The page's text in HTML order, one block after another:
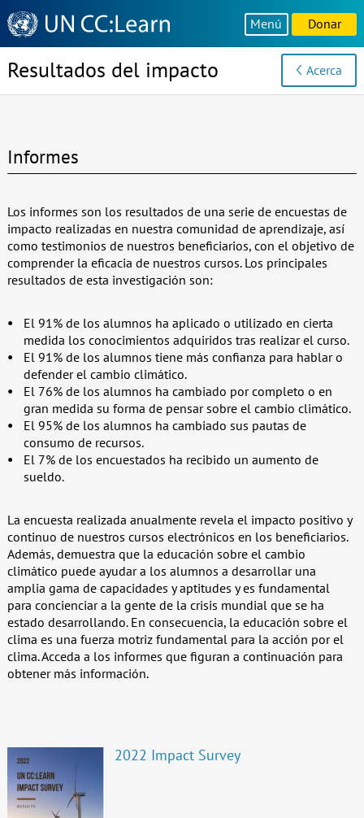
Knowledge
Sharing
Platform
Menú Donar
Resultados del impacto Acerca
Informes
Los informes son los resultados de una serie de encuestas de
impacto realizadas en nuestra comunidad de aprendizaje, así
como testimonios de nuestros beneficiarios, con el objetivo de
comprender la eficacia de nuestros cursos. Los principales
resultados de esta investigación son:
El 91% de los alumnos ha aplicado o utilizado en cierta
medida los conocimientos adquiridos tras realizar el curso.
El 91% de los alumnos tiene más confianza para hablar o
defender el cambio climático.
El 76% de los alumnos ha cambiado por completo o en
gran medida su forma de pensar sobre el cambio climático.
El 95% de los alumnos ha cambiado sus pautas de
consumo de recursos.
El 7% de los encuestados ha recibido un aumento de
sueldo.
La encuesta realizada anualmente revela el impacto positivo y
continuo de nuestros cursos electrónicos en los beneficiarios.
Además, demuestra que la educación sobre el cambio
climático puede ayudar a los alumnos a desarrollar una
amplia gama de capacidades y aptitudes y es fundamental
para concienciar a la gente de la crisis mundial que se ha
estado desarrollando. En consecuencia, la educación sobre el
clima es una fuerza motriz fundamental para la acción por el
clima. Acceda a los informes que figuran a continuación para
obtener más información.
2022 Impact Survey